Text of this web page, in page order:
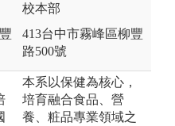
校本部
413台中市霧峰區柳豐
路500號
本系以保健為核心，
培育融合食品、營
養、粧品專業領域之